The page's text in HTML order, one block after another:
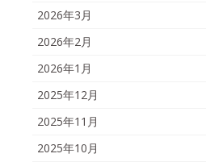
2026年3月
2026年2月
2026年1月
2025年12月
2025年11月
2025年10月